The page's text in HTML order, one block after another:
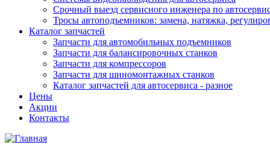
Срочный выезд сервисного инженера по
Тросы автоподъемников: замена, натяжка,
Каталог запчастей
Запчасти для автомобильных подъемников
Запчасти для балансировочных станков
Запчасти для компрессоров
Запчасти для шиномонтажных станков
Каталог запчастей для автосервиса - разное
Цены
Акции
Контакты